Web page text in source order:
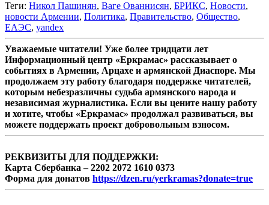
Теги: Никол Пашинян, Ваге Ованнисян, БРИКС, Новости,
новости Армении, Политика, Правительство, Общество,
ЕАЭС, yandex
Уважаемые читатели! Уже более тридцати лет
Информационный центр «Еркрамас» рассказывает о
событиях в Армении, Арцахе и армянской Диаспоре. Мы
продолжаем эту работу благодаря поддержке читателей,
которым небезразличны судьба армянского народа и
независимая журналистика. Если вы цените нашу работу
и хотите, чтобы «Еркрамас» продолжал развиваться, вы
можете поддержать проект добровольным взносом.
РЕКВИЗИТЫ ДЛЯ ПОДДЕРЖКИ:
Карта Сбербанка – 2202 2072 1610 0373
Форма для донатов https://dzen.ru/yerkramas?donate=true